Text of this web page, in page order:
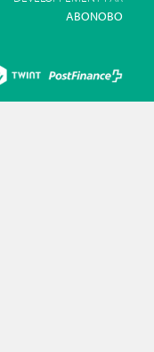
ABONOBO